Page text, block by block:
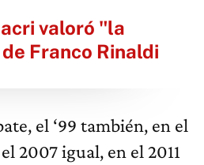
valoró "la
Franco Rinaldi
el ‘99 también, en el
2007 igual, en el 2011